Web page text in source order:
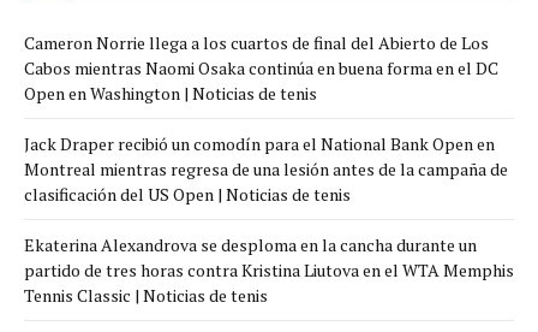
Cameron Norrie llega a los cuartos de final del Abierto de Los
Cabos mientras Naomi Osaka continúa en buena forma en el DC
Open en Washington | Noticias de tenis
Jack Draper recibió un comodín para el National Bank Open en
Montreal mientras regresa de una lesión antes de la campaña de
clasificación del US Open | Noticias de tenis
Ekaterina Alexandrova se desploma en la cancha durante un
partido de tres horas contra Kristina Liutova en el WTA Memphis
Tennis Classic | Noticias de tenis